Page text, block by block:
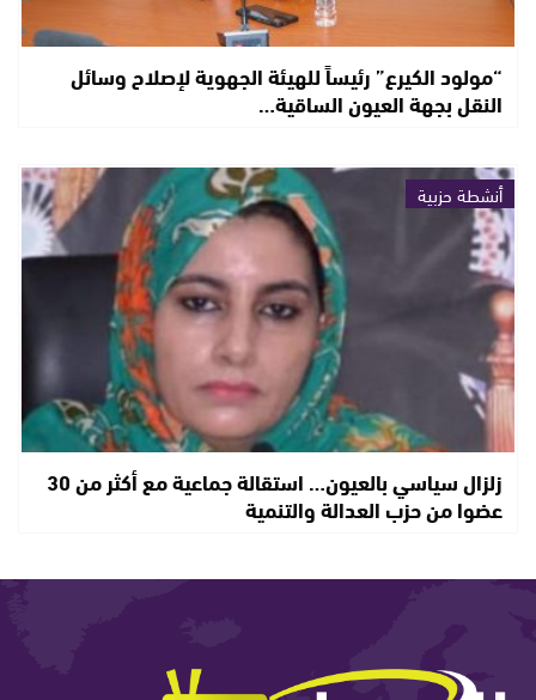
“مولود الكيرع” رئيساً للهيئة الجهوية لإصلاح وسائل
النقل بجهة العيون الساقية…
أنشطة حزبية
زلزال سياسي بالعيون… استقالة جماعية مع أكثر من 30
عضوا من حزب العدالة والتنمية